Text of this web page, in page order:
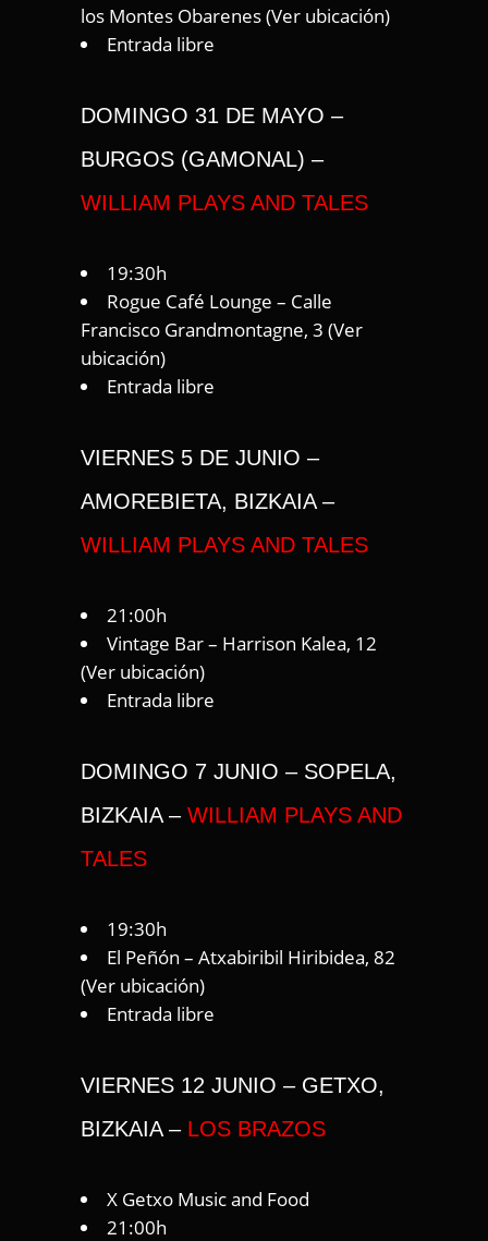
los Montes Obarenes (Ver ubicación)
Entrada libre
DOMINGO 31 DE MAYO –
BURGOS (GAMONAL) –
WILLIAM PLAYS AND TALES
19:30h
Rogue Café Lounge – Calle
Francisco Grandmontagne, 3 (Ver
ubicación)
Entrada libre
VIERNES 5 DE JUNIO –
AMOREBIETA, BIZKAIA –
WILLIAM PLAYS AND TALES
21:00h
Vintage Bar – Harrison Kalea, 12
(Ver ubicación)
Entrada libre
DOMINGO 7 JUNIO – SOPELA,
BIZKAIA – WILLIAM PLAYS AND
TALES
19:30h
El Peñón – Atxabiribil Hiribidea, 82
(Ver ubicación)
Entrada libre
VIERNES 12 JUNIO – GETXO,
BIZKAIA – LOS BRAZOS
X Getxo Music and Food
21:00h